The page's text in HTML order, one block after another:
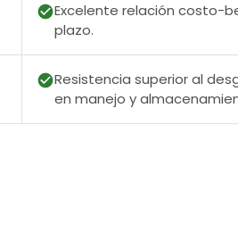
Excelente relación costo-
plazo.
Resistencia superior al
en manejo y